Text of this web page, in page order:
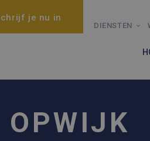
je nu in
DIENSTEN
OPWIJK